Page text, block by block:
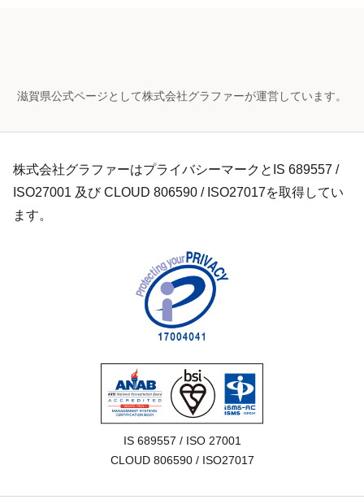
滋賀県公式ページとして株式会社グラファーが運営しています。
株式会社グラファーはプライバシーマークとIS 689557 /
ISO27001 及び CLOUD 806590 / ISO27017を取得してい
ます。
IS 689557 / ISO 27001
CLOUD 806590 / ISO27017